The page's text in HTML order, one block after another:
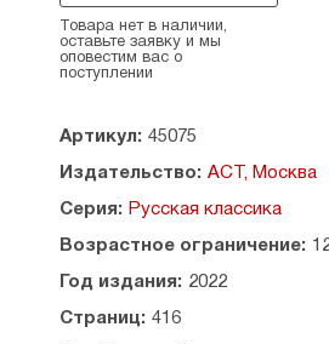
Хитровки — и преследуем их
московскими полицейскими,
с древними катакомбами
Товара нет в наличии,
оставьте заявку и мы
оповестим вас о
поступлении
Артикул: 45075
Издательство: АСТ, Москва
Серия: Русская классика
Возрастное ограничение:
Год издания: 2022
Страниц: 416